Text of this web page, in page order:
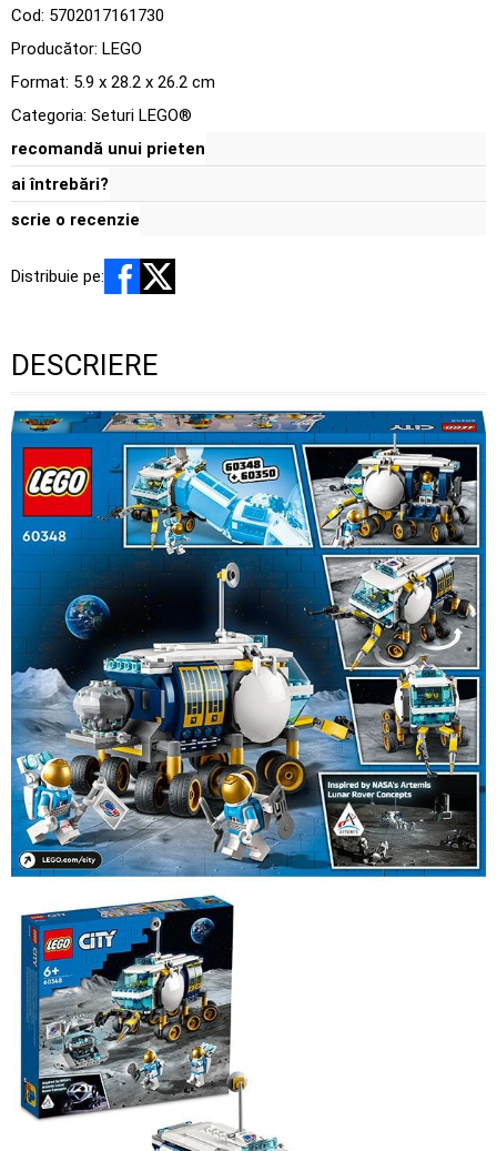
Cod: 5702017161730
Producător: LEGO
Format: 5.9 x 28.2 x 26.2 cm
Categoria: Seturi LEGO®
recomandă unui prieten
ai întrebări?
scrie o recenzie
Distribuie pe:
DESCRIERE